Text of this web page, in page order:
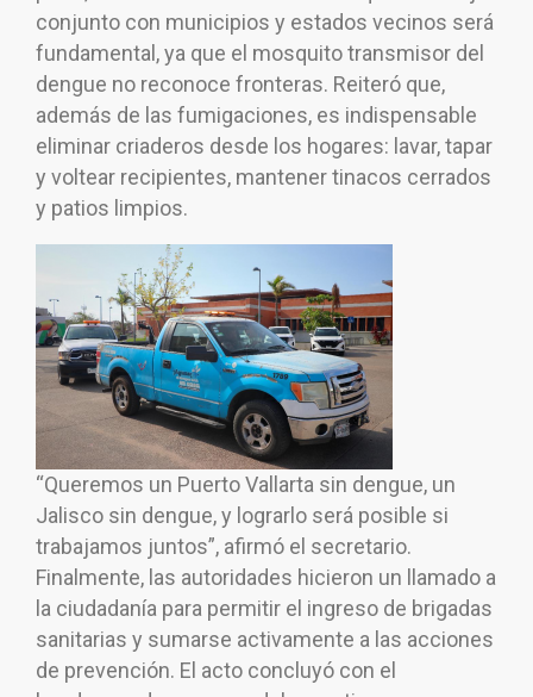
conjunto con municipios y estados vecinos será
fundamental, ya que el mosquito transmisor del
dengue no reconoce fronteras. Reiteró que,
además de las fumigaciones, es indispensable
eliminar criaderos desde los hogares: lavar, tapar
y voltear recipientes, mantener tinacos cerrados
y patios limpios.
“Queremos un Puerto Vallarta sin dengue, un
Jalisco sin dengue, y lograrlo será posible si
trabajamos juntos”, afirmó el secretario.
Finalmente, las autoridades hicieron un llamado a
la ciudadanía para permitir el ingreso de brigadas
sanitarias y sumarse activamente a las acciones
de prevención. El acto concluyó con el